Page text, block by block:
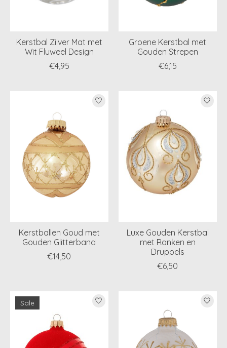
Kerstbal Zilver Mat met
Wit Fluweel Design
€4,95
Groene Kerstbal met
Gouden Strepen
€6,15
Kerstballen Goud met
Gouden Glitterband
€14,50
Luxe Gouden Kerstbal
met Ranken en
Druppels
€6,50
Sale